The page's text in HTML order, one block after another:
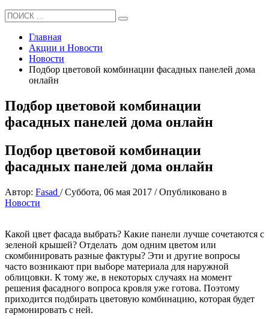
Главная
Акции и Новости
Новости
Подбор цветовой комбинации фасадных панелей дома
онлайн
Подбор цветовой комбинации
фасадных панелей дома онлайн
Подбор цветовой комбинации
фасадных панелей дома онлайн
Автор: Fasad /Суббота, 06 мая 2017 /Опубликовано в
Новости
Какой цвет фасада выбрать? Какие панели лучше сочетаются с
зеленой крышей? Отделать дом одним цветом или
скомбинировать разные фактуры? Эти и другие вопросы
часто возникают при выборе материала для наружной
облицовки. К тому же, в некоторых случаях на момент
решения фасадного вопроса кровля уже готова. Поэтому
приходится подбирать цветовую комбинацию, которая будет
гармонировать с ней.